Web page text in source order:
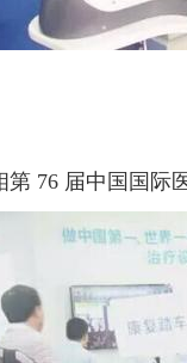
76 届中国国际